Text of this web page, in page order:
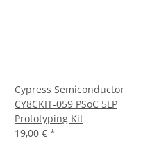
Cypress Semiconductor
CY8CKIT-059 PSoC 5LP
Prototyping Kit
19,00 € *